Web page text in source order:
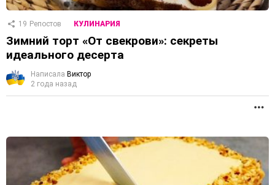
19 Репостов КУЛИНАРИЯ
Зимний торт «От свекрови»: секреты
идеального десерта
Написала Виктор
2 года назад